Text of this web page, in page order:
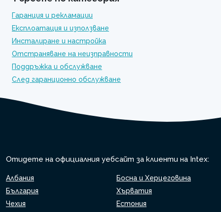
Гаранция и рекламации
Експлоатация и използване
Инсталиране и настройка
Отстраняване на неизправности
Поддръжка и обслужване
След гаранционно обслужване
Отидете на официалния уебсайт за клиенти на Intex:
Албания
Босна и Херцеговина
България
Хърватия
Чехия
Естония